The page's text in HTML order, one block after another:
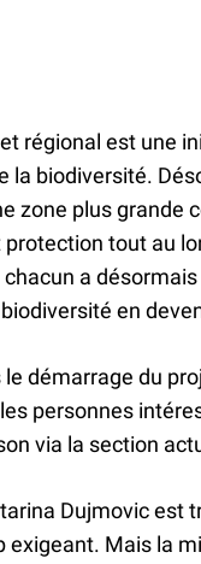
régional est une
la biodiversité.
zone plus grande
tout au
chacun a
en
démarrage du
personnes
via la section
Dujmovic est
exigeant. Mais la